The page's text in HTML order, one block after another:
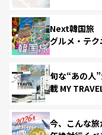
Next韓国旅
グルメ・テク
旬な“あの人
載 MY
今、こんな